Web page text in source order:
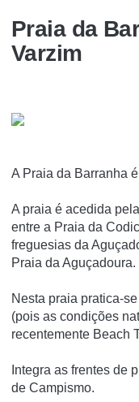
Praia da
Varzim
A Praia da Barranha
A praia é acedida
entre a Praia da
freguesias da
Praia da Aguçadoura.
Nesta praia pratica-
(pois as condições
recentemente Beach
Integra as frentes de
de Campismo.